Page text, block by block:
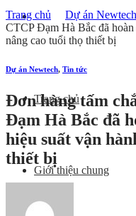
Trang chủ
Giới thiệu chung
Trang chủ Dự án Newtech
CTCP Đạm Hà Bắc đã
nâng cao tuổi thọ thiết bị
Dự án Newtech, Tin tức
Đơn hàng tấm
Đạm Hà Bắc đã
hiệu suất vận
thiết bị